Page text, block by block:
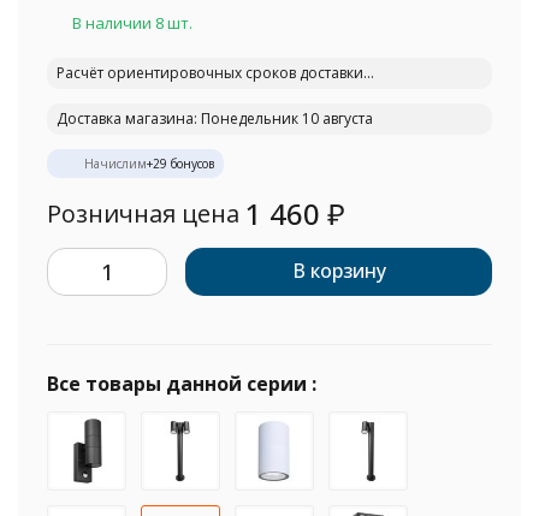
В наличии 8 шт.
Расчёт ориентировочных сроков доставки...
Доставка магазина: Понедельник 10 августа
Начислим+29 бонусов
Розничная цена 1 460 ₽
В корзину
Все товары данной серии :